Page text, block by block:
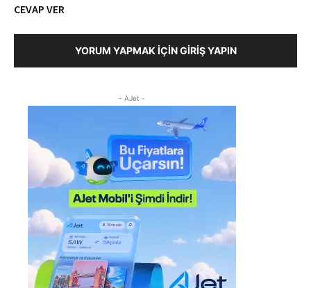
CEVAP VER
YORUM YAPMAK İÇIN GIRIŞ YAPIN
- AJet -